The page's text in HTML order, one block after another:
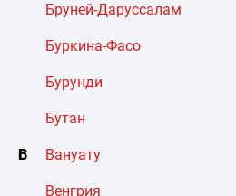
Бруней-Даруссалам
Буркина-Фасо
Бурунди
Бутан
В Вануату
Венгрия